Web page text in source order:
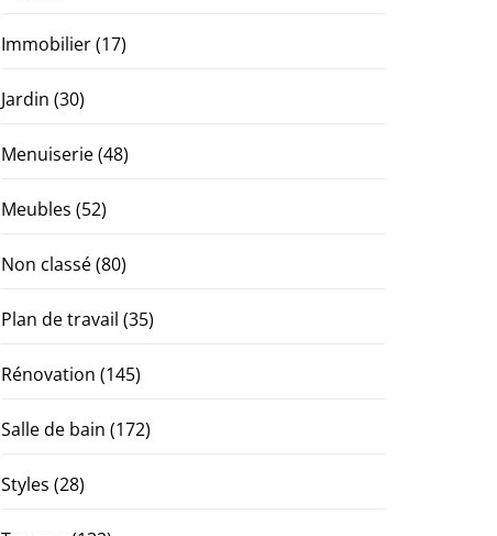
Immobilier(17)
Jardin (30)
Menuiserie(48)
Meubles (52)
Non classé(80)
Plan de travail (35)
Rénovation (145)
Salle de bain (172)
Styles (28)